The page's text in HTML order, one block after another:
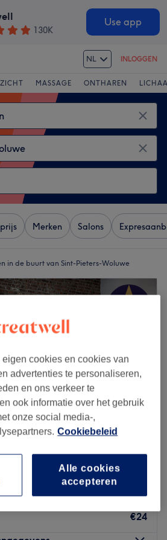
130K
Use app
NL INLOGGEN
MASSAGE ONTHAREN
Merken Salons
in de buurt van Sint-Pieters-Woluwe
reviews
€24
cookies en cookies van
advertenties te personaliseren,
en ons verkeer te
ook informatie over het gebruik
onze social media-,
Cookiebeleid
Alle cookies
accepteren